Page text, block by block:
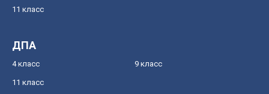
11 класс
ДПА
4 класс 9 класс
11 класс